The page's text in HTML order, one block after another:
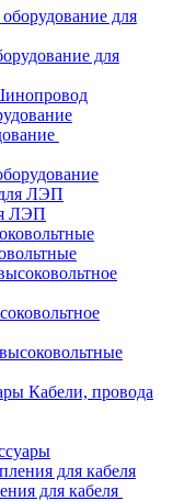
для
ЛЭП
Кабели, провода
для кабеля